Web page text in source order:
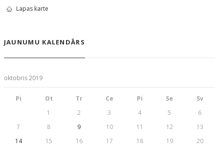
Lapas karte
JAUNUMU KALENDĀRS
oktobris 2019
Pi Ot Tr Ce Pi Se
Sv
1
2 3 4 5
6
7
8 9 10 11 12
13
14
15 16 17 18 19
20